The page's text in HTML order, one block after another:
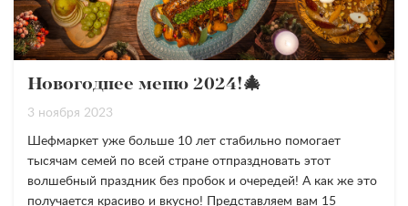
Новогоднее меню 2024!🎄
3 ноября 2023
Шефмаркет уже больше 10 лет стабильно помогает
тысячам семей по всей стране отпраздновать этот
волшебный праздник без пробок и очередей! А как же это
получается красиво и вкусно!
Представляем вам 15